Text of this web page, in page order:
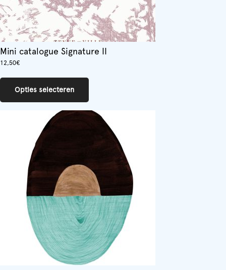
Mini catalogue Signature II
12,50€
Opties selecteren
variaties.
worden
op
de
productpagina